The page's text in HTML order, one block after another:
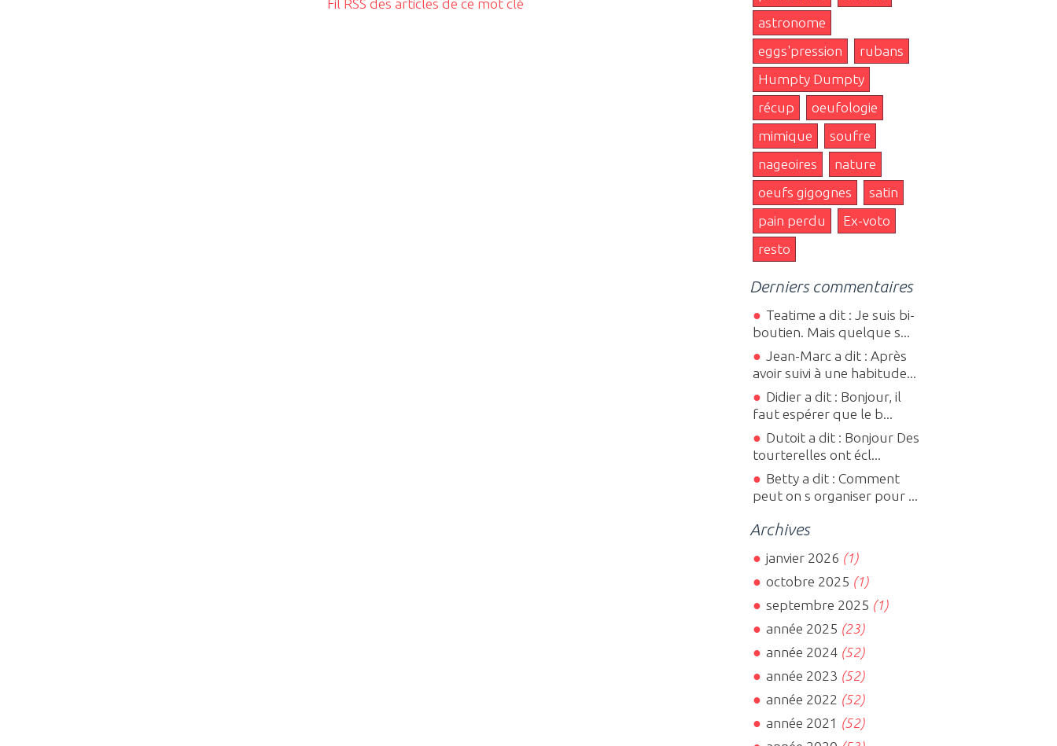
Fil RSS des articles de ce mot clé
astronome
eggs'pression
rubans
Humpty Dumpty
récup
oeufologie
mimique
soufre
nageoires
nature
oeufs gigognes
satin
pain perdu
Ex-voto
resto
Derniers commentaires
Teatime a dit : Je suis bi-
boutien. Mais quelque s...
Jean-Marc a dit : Après
avoir suivi à une habitude...
Didier a dit : Bonjour, il
faut espérer que le b...
Dutoit a dit : Bonjour Des
tourterelles ont écl...
Betty a dit : Comment
peut on s organiser pour ...
Archives
janvier 2026 (1)
octobre 2025 (1)
septembre 2025 (1)
année 2025 (23)
année 2024(52)
année 2023 (52)
année 2022 (52)
année 2021 (52)